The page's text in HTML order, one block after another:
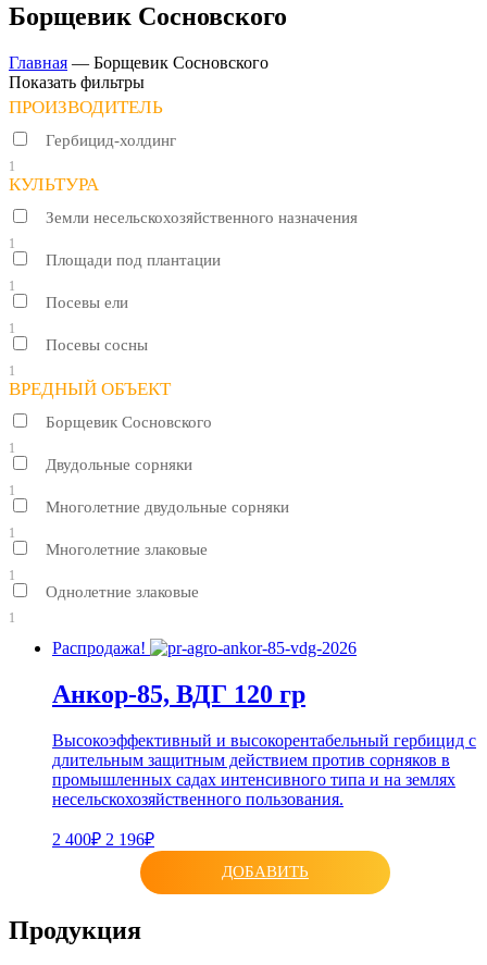
Борщевик Сосновского
Главная — Борщевик Сосновского
Показать фильтры
ПРОИЗВОДИТЕЛЬ
Гербицид-холдинг
1
КУЛЬТУРА
Земли несельскохозяйственного назначения
1
Площади под плантации
1
Посевы ели
1
Посевы сосны
1
ВРЕДНЫЙ ОБЪЕКТ
Борщевик Сосновского
1
Двудольные сорняки
1
Многолетние двудольные сорняки
1
Многолетние злаковые
1
Однолетние злаковые
1
Распродажа!
Анкор-85, ВДГ 120 гр
Высокоэффективный и высокорентабельный гербицид с
длительным защитным действием против сорняков в
промышленных садах интенсивного типа и на землях
несельскохозяйственного пользования.
2 400₽ 2 196₽
ДОБАВИТЬ
Продукция